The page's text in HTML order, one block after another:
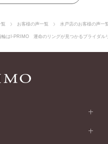
覧 お客様の声一覧 水戸店のお客様の声一
輪はI-PRIMO 運命のリングが見つかるブライダル